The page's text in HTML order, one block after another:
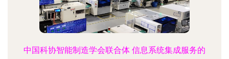
中国科协智能制造学会联合体 信息系统集成服务的